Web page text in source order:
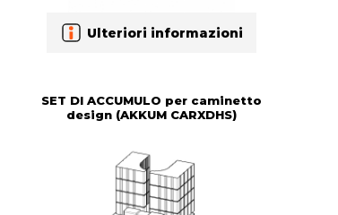
Ulteriori informazioni
SET DI ACCUMULO per caminetto
design (AKKUM CARXDHS)